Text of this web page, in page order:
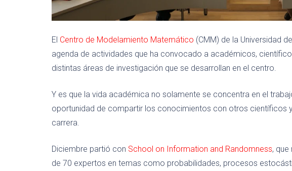
El Centro de Modelamiento Matemático (CMM) de la Universidad
agenda de actividades que ha convocado a académicos,
distintas áreas de investigación que se desarrollan en el centro.
Y es que la vida académica no solamente se concentra en el
oportunidad de compartir los conocimientos con otros científicos
carrera.
Diciembre partió con School on Information and Randomness, que
de 70 expertos en temas como probabilidades, procesos